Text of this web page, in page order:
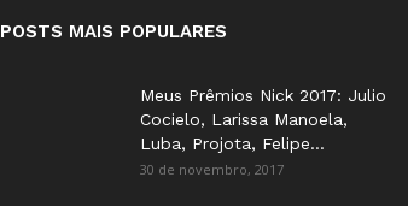
POSTS MAIS POPULARES
Meus Prêmios Nick 2017: Julio
Cocielo, Larissa Manoela,
Luba, Projota, Felipe...
30 de novembro, 2017